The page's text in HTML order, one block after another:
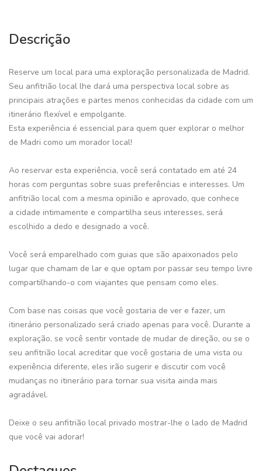
Descrição
Reserve um local para uma exploração personalizada de Madrid.
Seu anfitrião local lhe dará uma perspectiva local sobre as
principais atrações e partes menos conhecidas da cidade com um
itinerário flexível e empolgante.
Esta experiência é essencial para quem quer explorar o melhor
de Madri como um morador local!
Ao reservar esta experiência, você será contatado em até 24
horas com perguntas sobre suas preferências e interesses. Um
anfitrião local com a mesma opinião e aprovado, que conhece
a cidade intimamente e compartilha seus interesses, será
escolhido a dedo e designado a você.
Você será emparelhado com guias que são apaixonados pelo
lugar que chamam de lar e que optam por passar seu tempo livre
compartilhando-o com viajantes que pensam como eles.
Com base nas coisas que você gostaria de ver e fazer, um
itinerário personalizado será criado apenas para você. Durante a
exploração, se você sentir vontade de mudar de direção, ou se o
seu anfitrião local acreditar que você gostaria de uma vista ou
experiência diferente, eles irão sugerir e discutir com você
mudanças no itinerário para tornar sua visita ainda mais
agradável.
Deixe o seu anfitrião local privado mostrar-lhe o lado de Madrid
que você vai adorar!